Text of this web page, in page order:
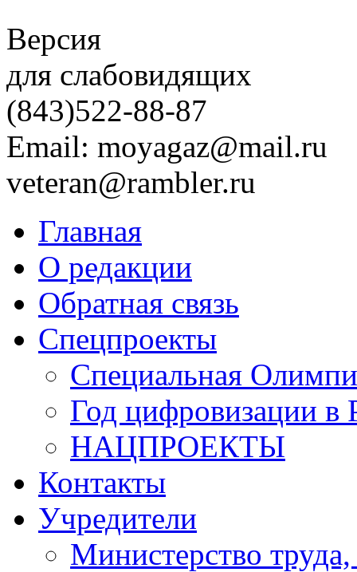
Версия
для слабовидящих
(843)522-88-87
Email: moyagaz@mail.ru
veteran@rambler.ru
Главная
О редакции
Обратная связь
Спецпроекты
Специальная
Год цифровизации в
НАЦПРОЕКТЫ
Контакты
Учредители
Министерство